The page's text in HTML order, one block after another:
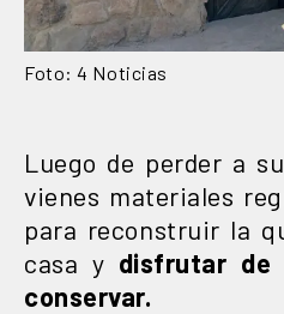
Foto: 4 Noticias
Luego de perder a
vienes materiales
para reconstruir la
casa y disfrutar de
conservar.